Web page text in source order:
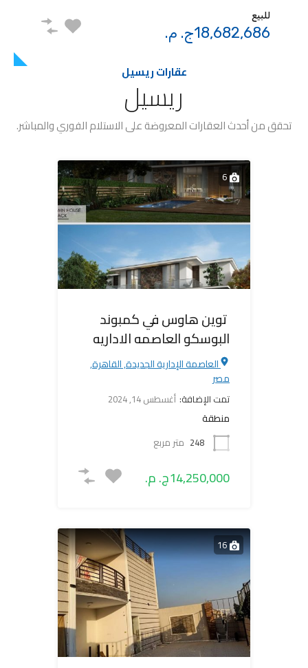
للبيع
18,682,686ج. م.
عقارات ريسيل
ريسيل
تحقق من أحدث العقارات المعروضة على الاستلام الفوري والمباشر.
6
‎ توين هاوس في كمبوند
البوسكو العاصمه الاداريه
العاصمة الإدارية الجديدة, القاهرة,
مصر
تمت الإضافة: أغسطس 14, 2024
منطقة
248 متر مربع
14,250,000ج. م.
16